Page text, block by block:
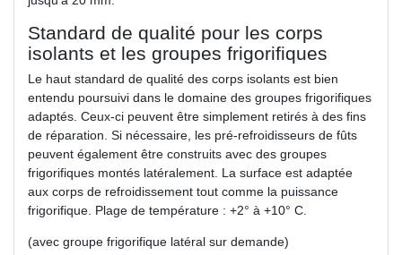
Standard de qualité pour les corps
isolants et les groupes frigorifiques
Le haut standard de qualité des corps isolants est bien
entendu poursuivi dans le domaine des groupes frigorifiques
adaptés. Ceux-ci peuvent être simplement retirés à des fins
de réparation. Si nécessaire, les pré-refroidisseurs de fûts
peuvent également être construits avec des groupes
frigorifiques montés latéralement. La surface est adaptée
aux corps de refroidissement tout comme la puissance
frigorifique. Plage de température : +2° à +10° C.
(avec groupe frigorifique latéral sur demande)